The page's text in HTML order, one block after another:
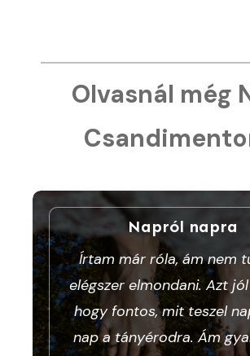
Olvasnál még
Napról napra
Írtam már róla, ám nem
elégszer elmondani. Azt
hogy fontos, mit teszel
nap a tányérodra. Ám